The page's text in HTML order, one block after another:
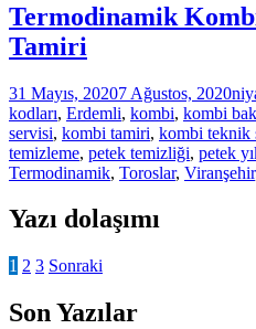
Termodinamik
Tamiri
31 Mayıs, 20207 Ağustos, 2020
kodları, Erdemli, kombi, kombi
servisi, kombi tamiri, kombi teknik
temizleme, petek temizliği, petek
Termodinamik, Toroslar, Viranşehir
Yazı dolaşımı
1 2 3 Sonraki
Son Yazılar